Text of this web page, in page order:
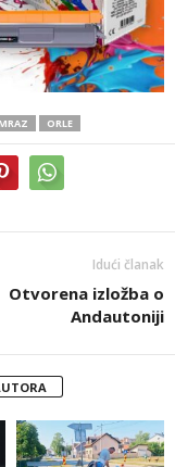
ORLE
Idući članak
Otvorena izložba o
Andautoniji